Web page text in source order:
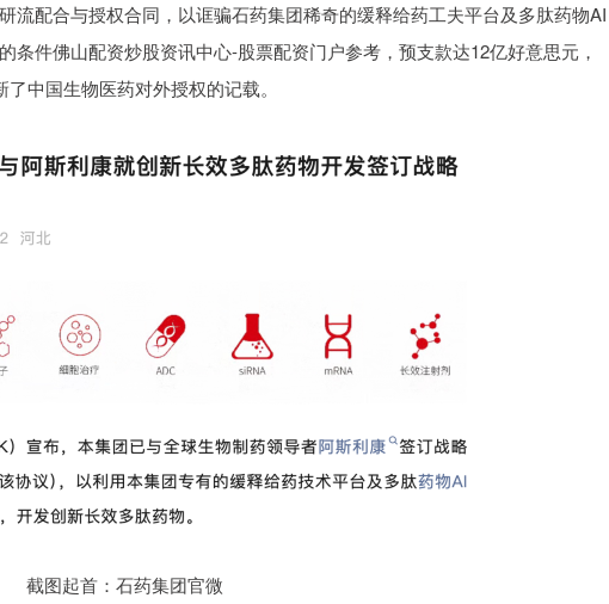
流配合与授权合同，以诓骗石药集团稀奇的缓释给药工夫平台及多肽药物AI
条件佛山配资炒股资讯中心-股票配资门户参考，预支款达12亿好意思元，
中国生物医药对外授权的记载。
截图起首：石药集团官微